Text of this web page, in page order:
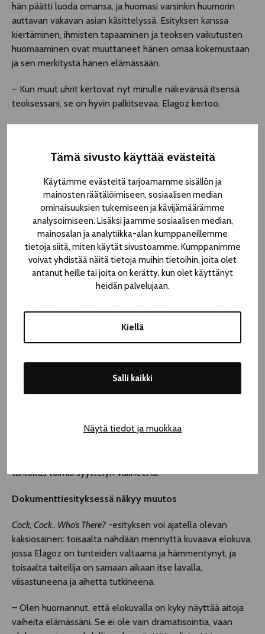
Tämä sivusto käyttää evästeitä
Käytämme evästeitä tarjoamamme sisällön ja
mainosten räätälöimiseen, sosiaalisen median
ominaisuuksien tukemiseen ja kävijämäärämme
analysoimiseen. Lisäksi jaamme sosiaalisen median,
mainosalan ja analytiikka-alan kumppaneillemme
tietoja siitä, miten käytät sivustoamme. Kumppanimme
voivat yhdistää näitä tietoja muihin tietoihin, joita olet
antanut heille tai joita on kerätty, kun olet käyttänyt
heidän palvelujaan.
Kiellä
Salli kaikki
Näytä tiedot ja muokkaa
hän päätti luoda omansa, ja huomasi varsinkin huumorin
auttavan vakavan asian käsittelyssä. Esityksen kanssa
kiertäminen, ihmisten tapaaminen ja teoksen vaikutusten
huomaaminen ovat muuttaneet hänen omaa kokemustaan
ja sen merkitystä hänen elämässään.
– Kun muut uhrit kertovat nyt minulle näkevänsä itsensä
teoksessani, se on hyvin palkitsevaa, Elagoz kertoo.
esitystä tehdessään sitä, miten voisi näyttäytyä yleisölle
keskustelua varsinaisesta aiheesta.
– En halunnut olla subjekti, vaan pikemminkin paljastaa
tiettyjä kaavoja ja käsitellä raiskauskulttuuria, Elagoz kertoo.
Tarkoituksena ei ole tuomita
Viime syksynä esityksestä tuli yhtäkkiä hyvin ajankohtainen,
kun sosiaalisesta mediasta alkunsa saanut
omista seksuaalisen häirinnän ja väkivallan kokemuksistaan,
– Olin yhä yliopistossa tehdessäni tätä työtä, ja minulle
tutkimaan tuomitsemisen sijaan.
tarkoitus toimia syyttelyn välineenä.
Dokumenttiesityksessä näkyy muutos
Cock, Cock.. Who’s There? -esityksen voi ajatella olevan
kaksiosainen: toisaalta nähdään mennyttä kuvaava elokuva,
jossa Elagoz on tunteiden valtaama ja hämmentynyt, ja
toisaalta taiteilija on samaan aikaan itse lavalla,
viisastuneena ja aihetta tutkineena.
– Olen huomannut, että elokuvalla on kyky näyttää aitoja
vaiheita elämässäni. Se ei ole vain dramatisointia, vaan